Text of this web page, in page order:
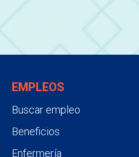
EMPLEOS
Buscar empleo
Beneficios
Enfermería